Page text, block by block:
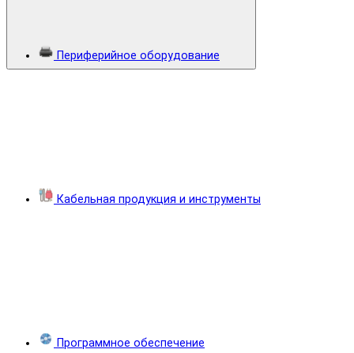
Периферийное оборудование
Кабельная продукция и инструменты
Программное обеспечение